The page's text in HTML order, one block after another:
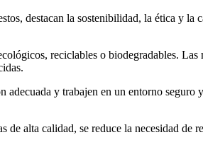
destacan la sostenibilidad, la ética y
reciclables o biodegradables.
y trabajen en un entorno seguro
alta calidad, se reduce la necesidad de